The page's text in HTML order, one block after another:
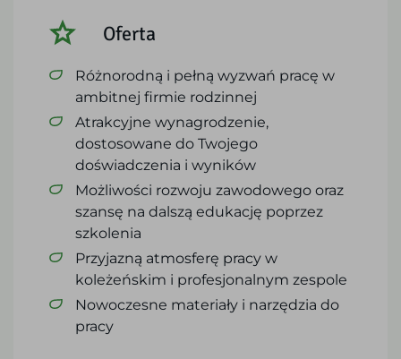
Oferta
Różnorodną i pełną wyzwań pracę w
ambitnej firmie rodzinnej
Atrakcyjne wynagrodzenie,
dostosowane do Twojego
doświadczenia i wyników
Możliwości rozwoju zawodowego oraz
szansę na dalszą edukację poprzez
szkolenia
Przyjazną atmosferę pracy w
koleżeńskim i profesjonalnym zespole
Nowoczesne materiały i narzędzia do
pracy